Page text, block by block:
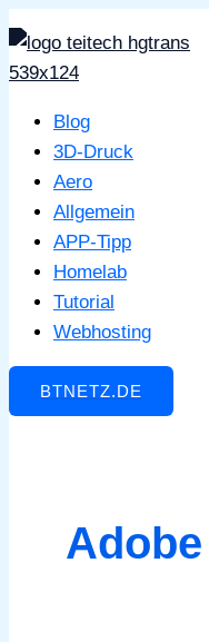
Zum
Inhalt
springen
Blog
3D-Druck
Aero
Allgemein
APP-Tipp
Homelab
Tutorial
Webhosting
BTNETZ.DE